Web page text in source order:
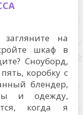
на
шкаф в
Сноуборд,
коробку с
блендер,
и одежду,
когда я